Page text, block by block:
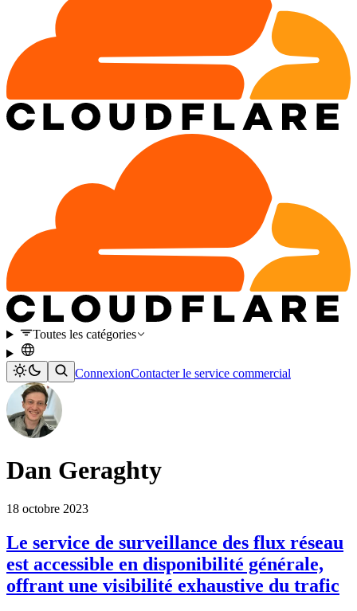
Toutes les catégories
ConnexionContacter le service commercial
Dan Geraghty
18 octobre 2023
Le service de surveillance des flux réseau
est accessible en disponibilité générale,
offrant une visibilité exhaustive du trafic